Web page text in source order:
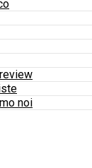
noi